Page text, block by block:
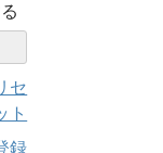
セ
ト
録